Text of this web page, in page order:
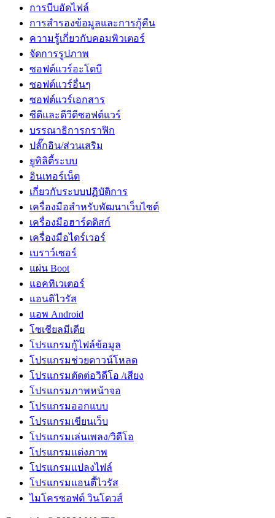
การบีบอัดไฟล์
การสำรองข้อมูลและการกู้คืน
ความรู้เกี่ยวกับคอมพิวเตอร์
จัดการรูปภาพ
ซอฟต์แวร์อะโดบี
ซอฟต์แวร์อื่นๆ
ซอฟต์แวร์เอกสาร
ซีดีและดีวีดีซอฟต์แวร์
บรรณาธิการกราฟิก
ปลั๊กอิน/ส่วนเสริม
ยูทิลิตี้ระบบ
อินเทอร์เน็ต
เกี่ยวกับระบบปฏิบัติการ
เครื่องมือสำหรับพัฒนาเว็บไซต์
เครื่องมือฮาร์ดดิสก์
เครื่องมือไดร์เวอร์
เบราว์เซอร์
แผ่น Boot
แอคทิเวเตอร์
แอนติไวรัส
แอพ Android
โซเชียลมีเดีย
โปรแกรมกู้ไฟล์ข้อมูล
โปรแกรมช่วยดาวน์โหลด
โปรแกรมตัดต่อวิดีโอ /เสียง
โปรแกรมภาพหน้าจอ
โปรแกรมออกแบบ
โปรแกรมเขียนเว็บ
โปรแกรมเล่นเพลง/วิดีโอ
โปรแกรมแต่งภาพ
โปรแกรมแปลงไฟล์
โปรแกรมแอนตี้ไวรัส
ไมโครซอฟต์ วินโดวส์